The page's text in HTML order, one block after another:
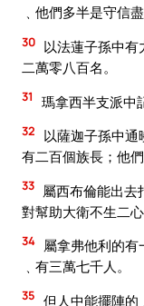
﹑他們多半是守信
30 以法蓮子孫中
二萬零八百名。
31 瑪拿西半支派中
32
以薩迦子孫中通
有二百個族長；他
33
屬西布倫能出去
對幫助大衛不生二心
34 屬拿弗他利的
﹑有三萬七千人。
35 但人中能擺陣的